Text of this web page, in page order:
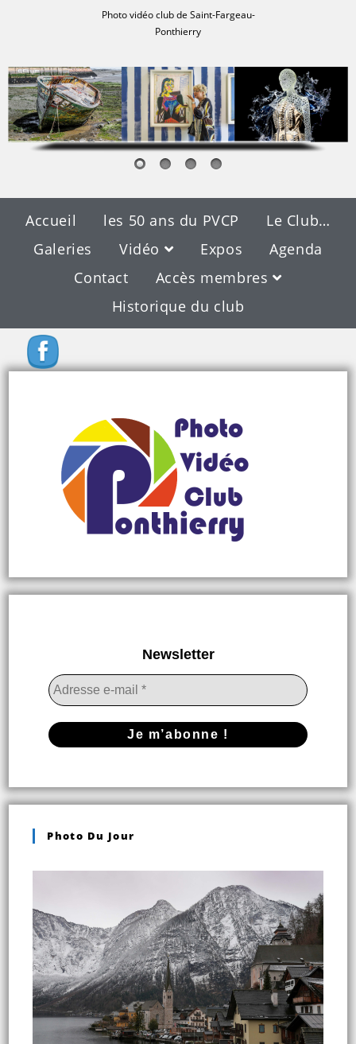
Photo vidéo club de Saint-Fargeau-
Ponthierry
Accueil les 50 ans du PVCP
Le Club…
Galeries
Vidéo Expos
Agenda
Contact
Accès membres
Historique du club
Newsletter
Photo Du Jour